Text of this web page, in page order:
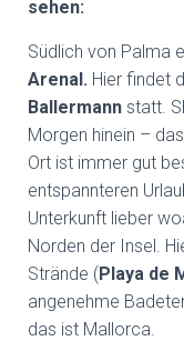
sehen:
Südlich von Palma
Arenal. Hier findet
Ballermann statt.
Morgen hinein –
Ort ist immer gut
entspannteren
Unterkunft lieber
Norden der Insel.
Strände (Playa de
angenehme
das ist Mallorca.